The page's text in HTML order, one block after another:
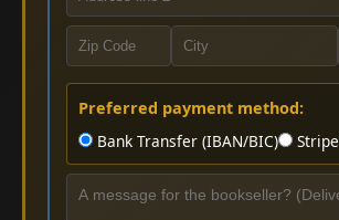
Preferred payment method:
Bank Transfer (IBAN/BIC)
Stripe